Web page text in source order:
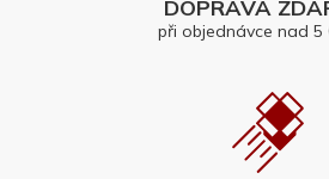
DOPRAVA
při objednávce nad 5